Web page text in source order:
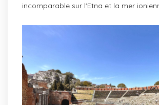
incomparable sur l'Etna et la mer